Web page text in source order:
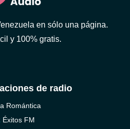
en sólo una página.
y 100% gratis.
de radio
Romántica
Éxitos FM